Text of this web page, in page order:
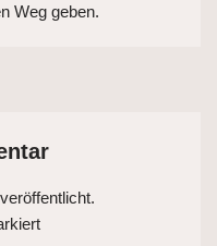
Weg geben.